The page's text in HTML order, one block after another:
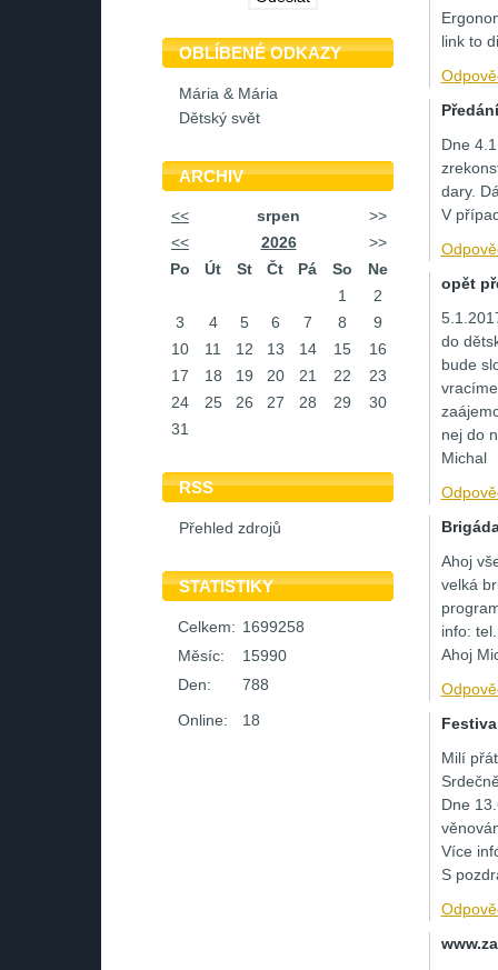
OBLÍBENÉ ODKAZY
Mária & Mária
Dětský svět
ARCHIV
<< srpen
>>
<<
2026
>>
Po
Út St Čt Pá So
Ne
1
2
3
4 5 6 7 8
9
10
11 12 13 14 15
16
17
18 19 20 21 22
23
24
25 26 27 28 29
30
31
RSS
Přehled zdrojů
STATISTIKY
Online: 18
Celkem: 1699258
Měsíc:
15990
Den:
788
link to
Dne
dary.
V
opět
do
bude
nej do
Michal
Ahoj
velká
info:
Ahoj
Milí
Dne
Více
S